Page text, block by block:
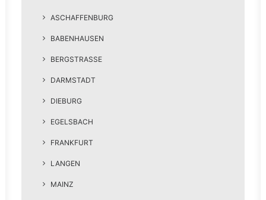
ASCHAFFENBURG
BABENHAUSEN
BERGSTRASSE
DARMSTADT
DIEBURG
EGELSBACH
FRANKFURT
LANGEN
MAINZ